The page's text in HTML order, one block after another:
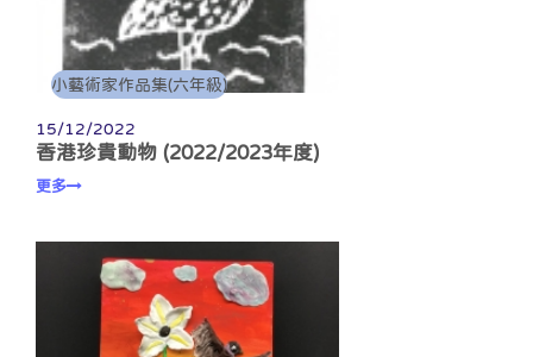
小藝術家作品集(六年級)
15/12/2022
香港珍貴動物 (2022/2023年度)
更多